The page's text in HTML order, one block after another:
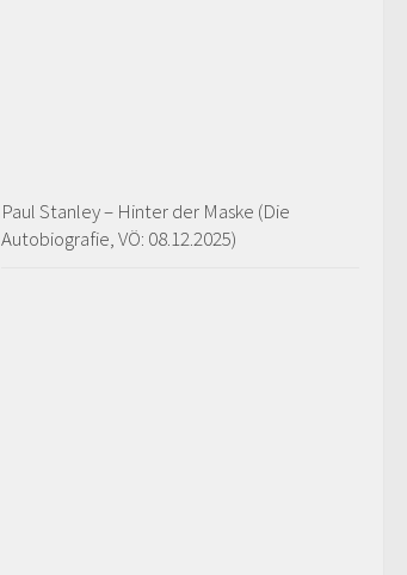
Paul Stanley – Hinter der Maske (Die
Autobiografie, VÖ: 08.12.2025)